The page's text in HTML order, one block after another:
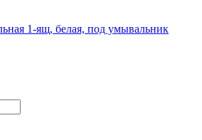
1-ящ, белая, под умывальник